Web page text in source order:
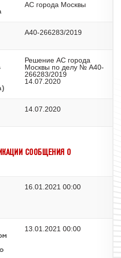
АС города Москвы
А40-266283/2019
Решение АС города
Москвы по делу № А40-
266283/2019
14.07.2020
14.07.2020
СООБЩЕНИЯ О
16.01.2021 00:00
13.01.2021 00:00